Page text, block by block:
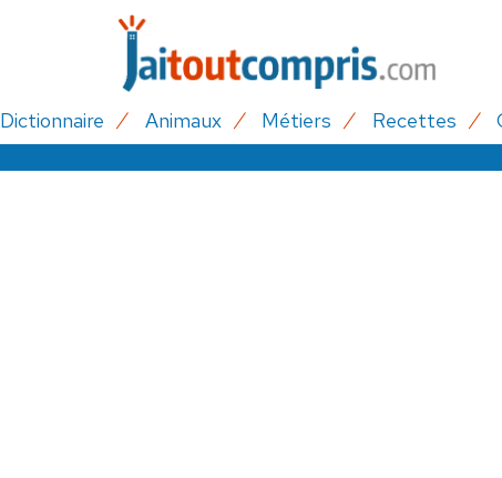
Dictionnaire Animaux Métiers Recettes